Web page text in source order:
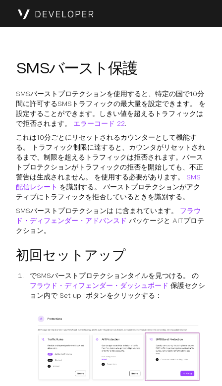
SMSバースト保護
SMSバーストプロテクションを使用すると、特定の国で10分
間に許可するSMSトラフィックの最大量を設定できます。 を
設定することができます。しきい値を超えるトラフィックは
で拒否されます。 エラーコード 22.
これは10分ごとにリセットされるカウンターとして機能す
る。 トラフィック制限に達すると、カウンタがリセットされ
るまで、制限を超えるトラフィックは拒否されます。バース
トプロテクションがトラフィックの拒否を開始しても、不正
警告は生成されません。 を使用する必要があります。 SMS
配信レシート を識別する。 バーストプロテクションがアク
ティブにトラフィックを拒否しているときを識別する。
SMSバーストプロテクションは に含まれています。 フラウ
ド・ディフェンダー・アドバンスド パッケージと AITプロテ
クション。
初回セットアップ
でSMSバーストプロテクションタイルを見つける。 の
フラウド・ディフェンダー・ダッシュボード 保護セクシ
ョン内で Set up "ボタンをクリックする：